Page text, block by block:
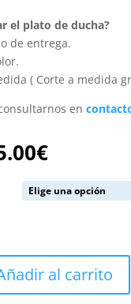
el plato de ducha?
de entrega.
( Corte a medida
en
€
al carrito